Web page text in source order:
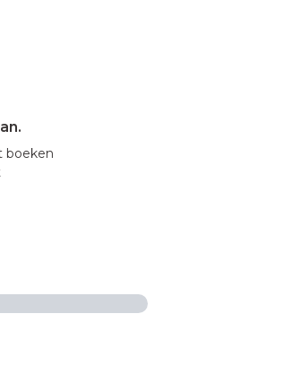
boeken